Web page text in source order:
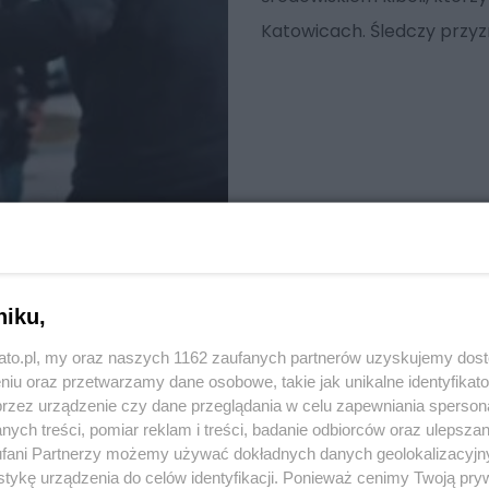
Katowicach. Śledczy
my oraz naszych 1162 zaufanych partnerów uzyskujemy
oraz przetwarzamy dane osobowe, takie jak unikalne
urządzenie czy dane przeglądania w celu zapewniania
treści, pomiar reklam i treści, badanie odbiorców oraz
Partnerzy możemy używać dokładnych danych
urządzenia do celów identyfikacji. Ponieważ cenimy Twoją